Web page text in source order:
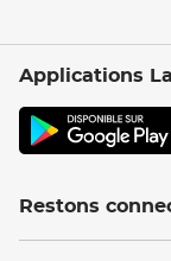
Applications
Restons